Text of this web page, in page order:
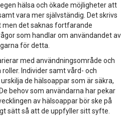
hälsa och ökade möjligheter att
vara mer självständig. Det skrivs
men det saknas fortfarande
som handlar om användandet av
för detta.
med användningsområde och
Individer samt vård- och
de hälsoappar som är säkra,
behov som användarna har pekar
av hälsoappar bör ske på
sätt så att de uppfyller sitt syfte.